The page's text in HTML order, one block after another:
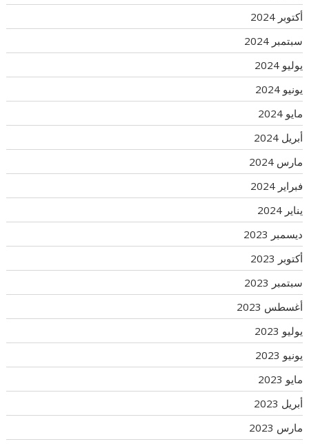
أكتوبر 2024
سبتمبر 2024
يوليو 2024
يونيو 2024
مايو 2024
أبريل 2024
مارس 2024
فبراير 2024
يناير 2024
ديسمبر 2023
أكتوبر 2023
سبتمبر 2023
أغسطس 2023
يوليو 2023
يونيو 2023
مايو 2023
أبريل 2023
مارس 2023